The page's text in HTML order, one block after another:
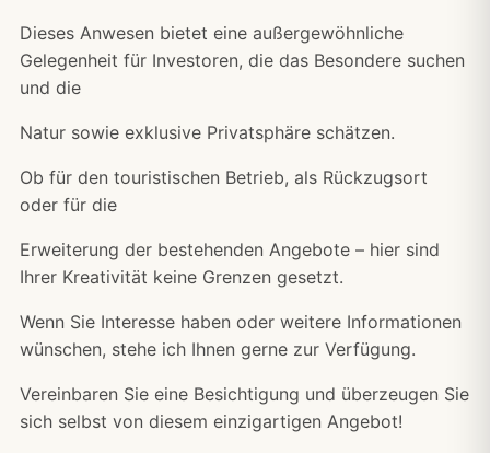
Dieses Anwesen bietet eine außergewöhnliche
Gelegenheit für Investoren, die das Besondere suchen
und die
Natur sowie exklusive Privatsphäre schätzen.
Ob für den touristischen Betrieb, als Rückzugsort
oder für die
Erweiterung der bestehenden Angebote – hier sind
Ihrer Kreativität keine Grenzen gesetzt.
Wenn Sie Interesse haben oder weitere Informationen
wünschen, stehe ich Ihnen gerne zur Verfügung.
Vereinbaren Sie eine Besichtigung und überzeugen Sie
sich selbst von diesem einzigartigen Angebot!